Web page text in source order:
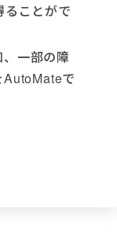
ることがで
一部の障
で